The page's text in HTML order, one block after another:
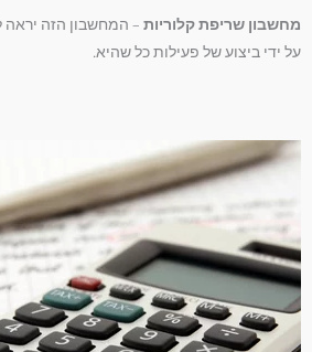
מחשבון שריפת קלוריות – המחשבון הזה
על ידי ביצוע של פעילות כל שהיא.